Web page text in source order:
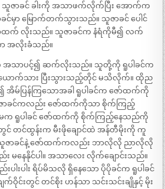
ဇာခင် ခါးကို အသာဖက်လိုက်ပြီး အောက်က
မှာ မြောက်တက်သွားသည်။ သူဇာခင် ပေါင်
ထက် လိုးသည်။ သူဇာခင်က နံရံကိုမီ၍ လက်
ာ အလိုးခံသည်။
အသာပင့်၍ ဆက်လိုးသည်။ သူတို့ကို ရူပါခင်က
ယောက်သား ပြီးသွားသည့်တိုင် မသိလိုက်။ ထိုည
၍ အိမ်ပြန်ကြသောအခါ ရူပါခင်က ဇော်ထက်ကို
ာခင်ကလည်း ဇော်ထက်ကိုသာ စိုက်ကြည့်
က ရူပါခင် ဇော်ထက်ကို စိုက်ကြည့်နေသည်ကို
င် တင်ထွန်းက မီးဖိုချောင်ထဲ အန်တီမိုးကို ကူ
ဇာခင်နဲ့ ဇော်ထက်ကလည်း ဘာလိုလို ညာလိုလို
မနေနိုင်ပါ။ အသာလေး လိုက်ချောင်းသည်။
ည်းပါးပါး ရိပ်မိသလို ရှိနေသော ပိုပိုခင်က ရူပါခင်
ဝိုင်းတွင် တင်စိုး ဟန်သာ သင်းသင်းချိုနှင့် မိုး